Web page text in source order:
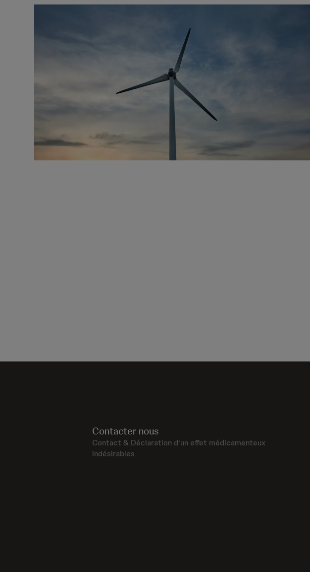
Contacter nous
Contact & Déclaration d‘un effet médicamenteux
indésirables